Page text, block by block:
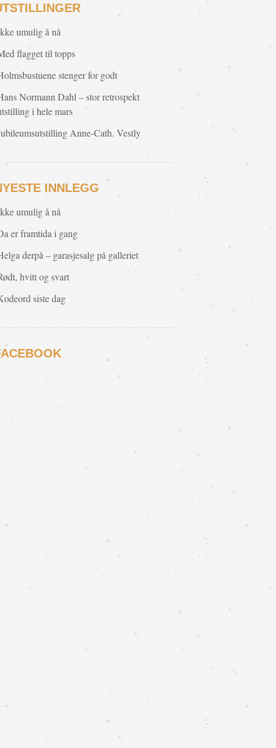
umulig å nå
flagget til topps
stenger for godt
Normann Dahl – stor retrospekt
i hele mars
Anne-Cath. Vestly
INNLEGG
umulig å nå
er framtida i gang
derpå – garasjesalg på galleriet
hvitt og svart
siste dag